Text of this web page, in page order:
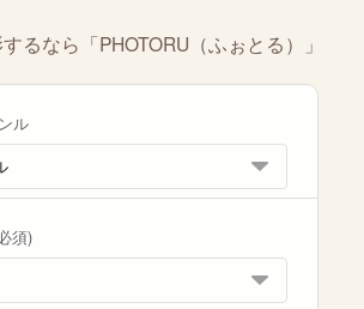
るなら「PHOTORU（ふぉとる）」
ル
須)